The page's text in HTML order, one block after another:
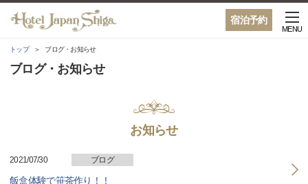
宿泊予約
MENU
トップ ブログ・お知らせ
ブログ・お知らせ
お知らせ
2021/07/30 ブログ
飯盒体験で笹茶作り！！